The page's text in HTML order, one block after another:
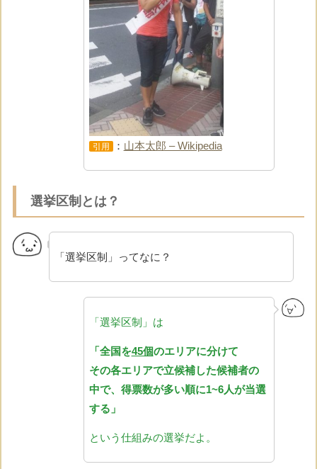
引用 ： 山本太郎 – Wikipedia
選挙区制とは？
「選挙区制」ってなに？
「選挙区制」は
「全国を45個のエリアに分けて
その各エリアで立候補した候補者の
中で、得票数が多い順に1~6人が当選
する」
という仕組みの選挙だよ。